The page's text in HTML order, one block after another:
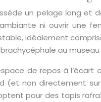
un pelage long et
ni ouvrir une
idéalement
au
de repos à l’écart
(et non directement
pour des tapis